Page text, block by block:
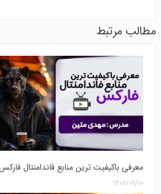
مطالب مرتبط
معرفی باکیفیت ترین منابع فاندامنتال
۱۴۰۲/۰۹/۱۰